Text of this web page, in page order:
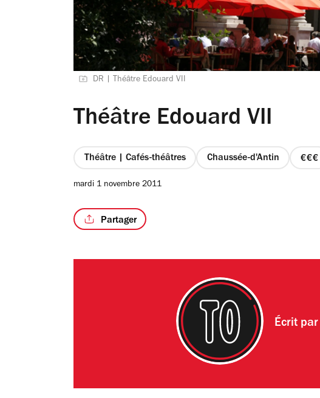
DR | Théâtre Edouard VII
Théâtre Edouard VII
Théâtre | Cafés-théâtres Chaussée-d'Antin
prix
mardi 1 novembre 2011
Partager
Écrit par